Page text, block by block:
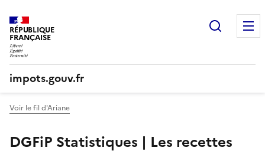
RÉPUBLIQUE
FRANÇAISE
impots.gouv.fr
Voir le fil d'Ariane
DGFiP Statistiques | Les recettes